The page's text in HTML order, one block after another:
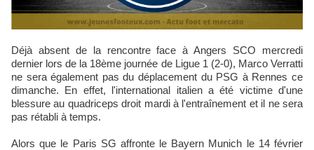
Déjà absent de la rencontre face à Angers SCO mercredi
dernier lors de la 18ème journée de Ligue 1 (2-0), Marco Verratti
ne sera également pas du déplacement du PSG à Rennes ce
dimanche. En effet, l'international italien a été victime d'une
blessure au quadriceps droit mardi à l'entraînement et il ne sera
pas rétabli à temps.
Alors que le Paris SG affronte le Bayern Munich le 14 février